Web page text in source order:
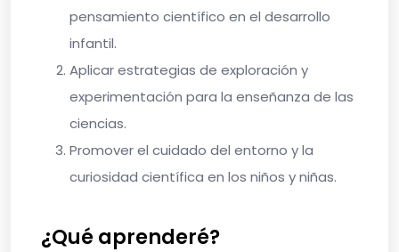
pensamiento científico en el desarrollo
infantil.
Aplicar estrategias de exploración y
experimentación para la enseñanza de las
ciencias.
Promover el cuidado del entorno y la
curiosidad científica en los niños y niñas.
¿Qué aprenderé?